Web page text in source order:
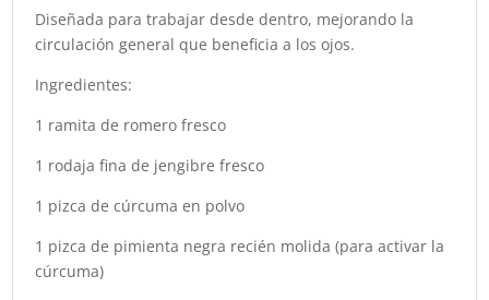
Diseñada para trabajar desde dentro, mejorando la
circulación general que beneficia a los ojos.
Ingredientes:
1 ramita de romero fresco
1 rodaja fina de jengibre fresco
1 pizca de cúrcuma en polvo
1 pizca de pimienta negra recién molida (para activar la
cúrcuma)